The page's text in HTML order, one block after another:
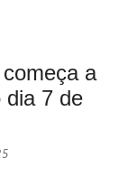
a
dia 7 de